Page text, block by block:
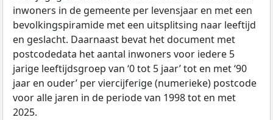
inwoners in de gemeente per levensjaar en met een
bevolkingspiramide met een uitsplitsing naar leeftijd
en geslacht. Daarnaast bevat het document met
postcodedata het aantal inwoners voor iedere 5
jarige leeftijdsgroep van ‘0 tot 5 jaar’ tot en met ‘90
jaar en ouder’ per viercijferige (numerieke) postcode
voor alle jaren in de periode van 1998 tot en met
2025.